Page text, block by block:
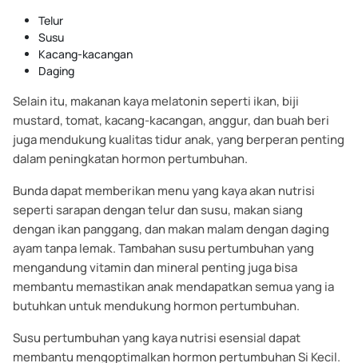
Telur
Susu
Kacang-kacangan
Daging
Selain itu, makanan kaya melatonin seperti ikan, biji
mustard, tomat, kacang-kacangan, anggur, dan buah beri
juga mendukung kualitas tidur anak, yang berperan penting
dalam peningkatan hormon pertumbuhan.
Bunda dapat memberikan menu yang kaya akan nutrisi
seperti sarapan dengan telur dan susu, makan siang
dengan ikan panggang, dan makan malam dengan daging
ayam tanpa lemak. Tambahan susu pertumbuhan yang
mengandung vitamin dan mineral penting juga bisa
membantu memastikan anak mendapatkan semua yang ia
butuhkan untuk mendukung hormon pertumbuhan.
Susu pertumbuhan yang kaya nutrisi esensial dapat
membantu mengoptimalkan hormon pertumbuhan Si Kecil.